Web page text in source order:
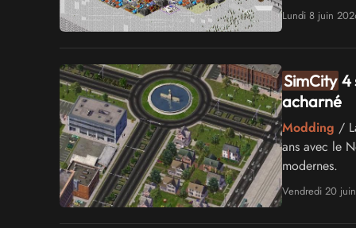
Lundi 8 juin
SimCity 4
acharné
Modding /
ans avec le
modernes.
Vendredi 20